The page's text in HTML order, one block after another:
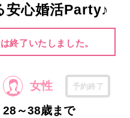
安心婚活Party♪
終了いたしました。
女性 予約終了
28～38歳まで